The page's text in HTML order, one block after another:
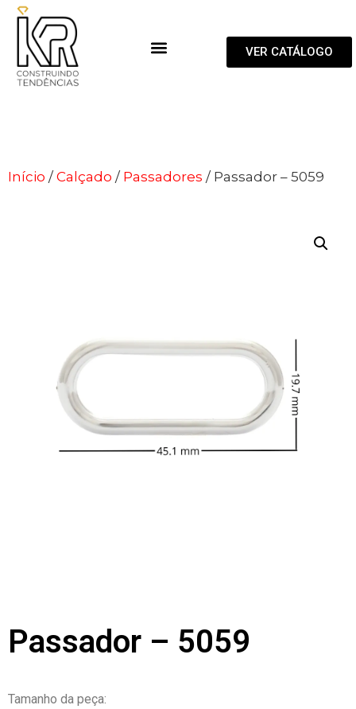
VER CATÁLOGO
Início /Calçado / Passadores / Passador – 5059
Passador – 5059
Tamanho da peça: